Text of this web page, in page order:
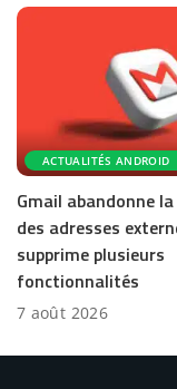
ACTUALITÉS ANDROID
Gmail abandonne
des adresses
supprime plusieurs
fonctionnalités
7 août 2026